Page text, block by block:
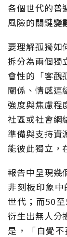
各個世代的普
風險的關鍵變
要理解孤獨如
拆分為兩個獨
會性的「客觀
關係、情感連
強度與焦慮程
社區或社會網
準備與支持資
能彼此獨立，
報告中呈現幾
非刻板印象
世代；而50
衍生出無人分
是，「自覺